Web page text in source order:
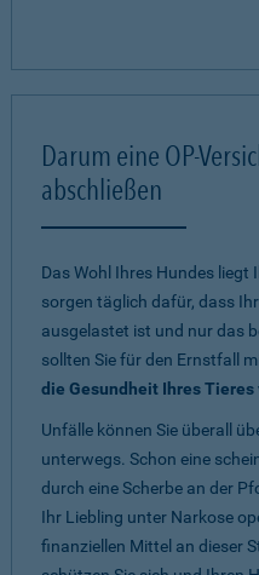
Darum eine OP-
abschließen
Das Wohl Ihres Hundes liegt
sorgen täglich dafür, dass
ausgelastet ist und nur das
sollten Sie für den Ernstfall
die Gesundheit Ihres Tieres
Unfälle können Sie überall
unterwegs. Schon eine
durch eine Scherbe an der
Ihr Liebling unter Narkose
finanziellen Mittel an dieser